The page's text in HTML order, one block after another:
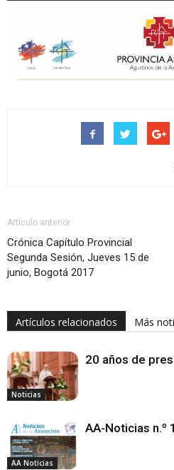
Artículo anterior
Crónica Capítulo Provincial
Segunda Sesión, Jueves 15 de
junio, Bogotá 2017
Artículos relacionados Más
Noticias
20 años de
AA Noticias
AA-Noticias n.º